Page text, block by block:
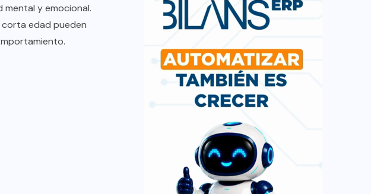
y emocional.
corta edad pueden